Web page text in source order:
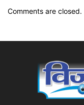
Comments are closed.